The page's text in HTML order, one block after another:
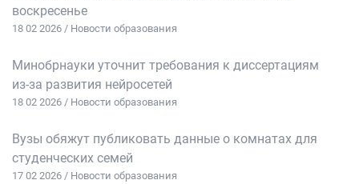
воскресенье
18 02 2026 / Новости образования
Минобрнауки уточнит требования к диссертациям
из‑за развития нейросетей
18 02 2026 / Новости образования
Вузы обяжут публиковать данные о комнатах для
студенческих семей
17 02 2026 / Новости образования